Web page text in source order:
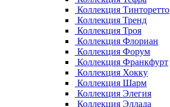
Коллекция Тинторетто
Коллекция Тренд
Коллекция Троя
Коллекция Флориан
Коллекция Форум
Коллекция Франкфурт
Коллекция Хокку
Коллекция Шарм
Коллекция Элегия
Коллекция Эллада